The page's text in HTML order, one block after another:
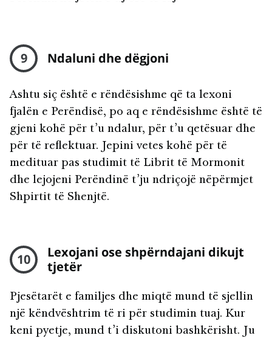
9 Ndaluni dhe dëgjoni
Ashtu siç është e rëndësishme që ta lexoni
fjalën e Perëndisë, po aq e rëndësishme është të
gjeni kohë për t’u ndalur, për t’u qetësuar dhe
për të reflektuar. Jepini vetes kohë për të
medituar pas studimit të Librit të Mormonit
dhe lejojeni Perëndinë t’ju ndriçojë nëpërmjet
Shpirtit të Shenjtë.
10
Lexojani ose shpërndajani dikujt
tjetër
Pjesëtarët e familjes dhe miqtë mund të sjellin
një këndvështrim të ri për studimin tuaj. Kur
keni pyetje, mund t’i diskutoni bashkërisht. Ju